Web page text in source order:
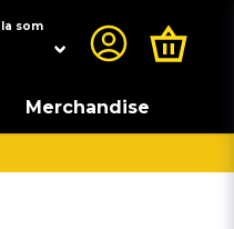
som
Merchandise